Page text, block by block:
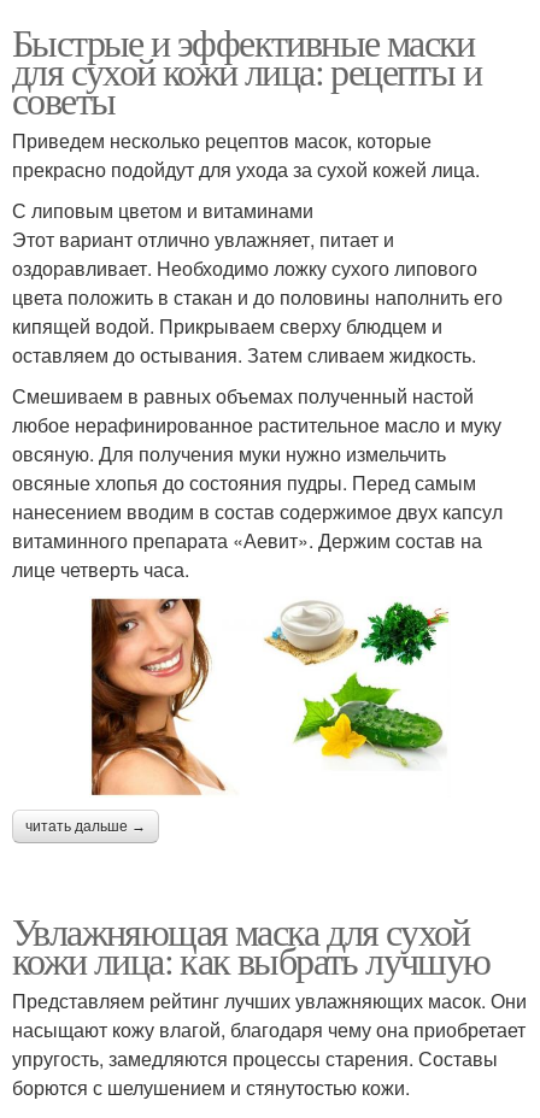
Быстрые и эффективные маски
для сухой кожи лица: рецепты и
советы
Приведем несколько рецептов масок, которые
прекрасно подойдут для ухода за сухой кожей лица.
С липовым цветом и витаминами
Этот вариант отлично увлажняет, питает и
оздоравливает. Необходимо ложку сухого липового
цвета положить в стакан и до половины наполнить его
кипящей водой. Прикрываем сверху блюдцем и
оставляем до остывания. Затем сливаем жидкость.
Смешиваем в равных объемах полученный настой
любое нерафинированное растительное масло и муку
овсяную. Для получения муки нужно измельчить
овсяные хлопья до состояния пудры. Перед самым
нанесением вводим в состав содержимое двух капсул
витаминного препарата «Аевит». Держим состав на
лице четверть часа.
читать дальше →
Увлажняющая маска для сухой
кожи лица: как выбрать лучшую
Представляем рейтинг лучших увлажняющих масок. Они
насыщают кожу влагой, благодаря чему она приобретает
упругость, замедляются процессы старения. Составы
борются с шелушением и стянутостью кожи.